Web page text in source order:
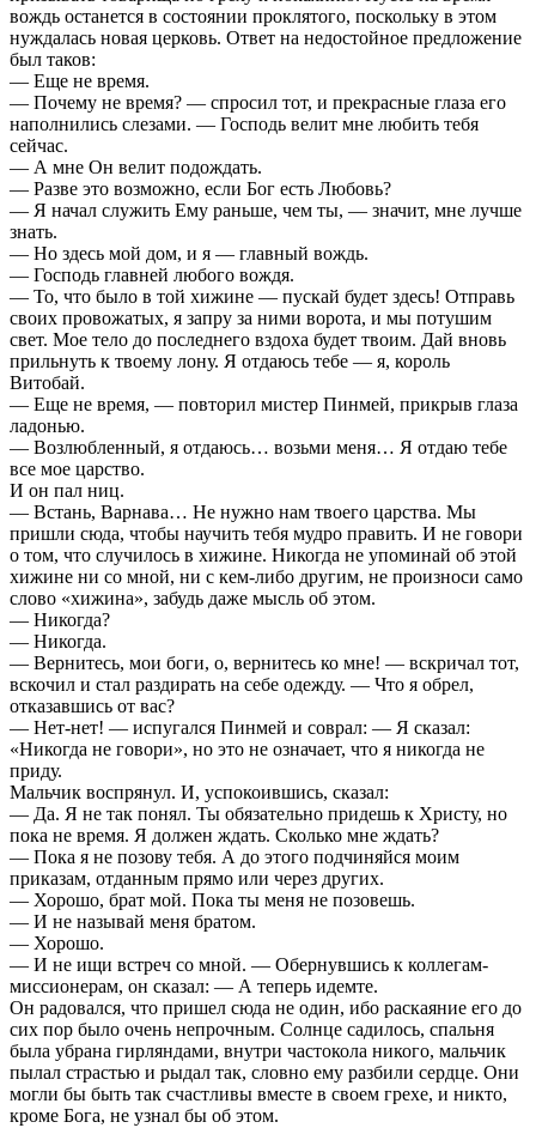
вождь останется в состоянии проклятого, поскольку в этом
нуждалась новая церковь. Ответ на недостойное предложение
был таков:
— Еще не время.
— Почему не время? — спросил тот, и прекрасные глаза его
наполнились слезами. — Господь велит мне любить тебя
сейчас.
— А мне Он велит подождать.
— Разве это возможно, если Бог есть Любовь?
— Я начал служить Ему раньше, чем ты, — значит, мне лучше
знать.
— Но здесь мой дом, и я — главный вождь.
— Господь главней любого вождя.
— То, что было в той хижине — пускай будет здесь! Отправь
своих провожатых, я запру за ними ворота, и мы потушим
свет. Мое тело до последнего вздоха будет твоим. Дай вновь
прильнуть к твоему лону. Я отдаюсь тебе — я, король
Витобай.
— Еще не время, — повторил мистер Пинмей, прикрыв глаза
ладонью.
— Возлюбленный, я отдаюсь… возьми меня… Я отдаю тебе
все мое царство.
И он пал ниц.
— Встань, Варнава… Не нужно нам твоего царства. Мы
пришли сюда, чтобы научить тебя мудро править. И не говори
о том, что случилось в хижине. Никогда не упоминай об этой
хижине ни со мной, ни с кем-либо другим, не произноси само
слово «хижина», забудь даже мысль об этом.
— Никогда?
— Никогда.
— Вернитесь, мои боги, о, вернитесь ко мне! — вскричал тот,
вскочил и стал раздирать на себе одежду. — Что я обрел,
отказавшись от вас?
— Нет-нет! — испугался Пинмей и соврал: — Я сказал:
«Никогда не говори», но это не означает, что я никогда не
приду.
Мальчик воспрянул. И, успокоившись, сказал:
— Да. Я не так понял. Ты обязательно придешь к Христу, но
пока не время. Я должен ждать. Сколько мне ждать?
— Пока я не позову тебя. А до этого подчиняйся моим
приказам, отданным прямо или через других.
— Хорошо, брат мой. Пока ты меня не позовешь.
— И не называй меня братом.
— Хорошо.
— И не ищи встреч со мной. — Обернувшись к коллегам-
миссионерам, он сказал: — А теперь идемте.
Он радовался, что пришел сюда не один, ибо раскаяние его до
сих пор было очень непрочным. Солнце садилось, спальня
была убрана гирляндами, внутри частокола никого, мальчик
пылал страстью и рыдал так, словно ему разбили сердце. Они
могли бы быть так счастливы вместе в своем грехе, и никто,
кроме Бога, не узнал бы об этом.